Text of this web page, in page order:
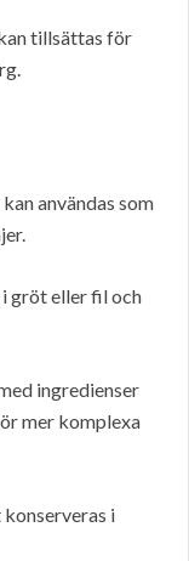
tillsättas för
användas som
gröt eller fil och
ingredienser
mer komplexa
i